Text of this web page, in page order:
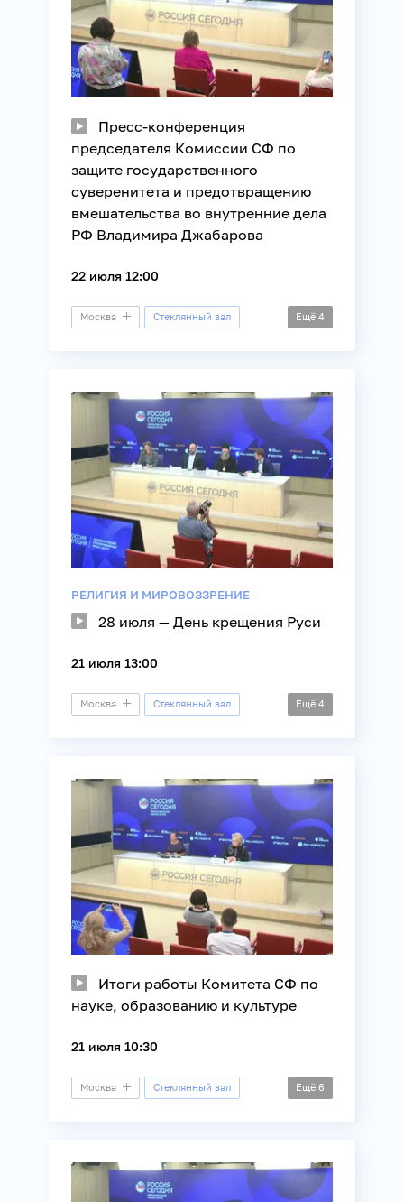
Пресс-конференция
председателя Комиссии СФ по
защите государственного
суверенитета и предотвращению
вмешательства во внутренние дела
РФ Владимира Джабарова
22 июля 12:00
Москва Стеклянный зал
Международные отношения
Политика
Ещё 4
РЕЛИГИЯ И МИРОВОЗЗРЕНИЕ
28 июля — День крещения Руси
21 июля 13:00
Москва Стеклянный зал Ещё 4
Итоги работы Комитета СФ по
науке, образованию и культуре
21 июля 10:30
Москва Стеклянный зал
Молодежная политика Наука
Образование
Ещё 6